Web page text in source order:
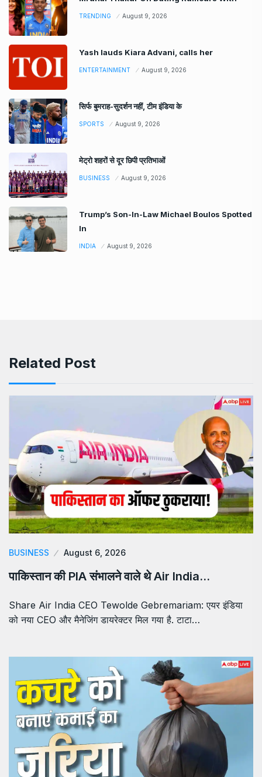
TRENDING August 9, 2026
Yash lauds Kiara Advani, calls her
ENTERTAINMENT August 9, 2026
सिर्फ बुमराह-सुदर्शन नहीं, टीम इंडिया के
SPORTS August 9, 2026
मेट्रो शहरों से दूर छिपी प्रतिभाओं
BUSINESS August 9, 2026
Trump’s Son-In-Law Michael Boulos Spotted
In
INDIA August 9, 2026
Related Post
BUSINESS August 6, 2026
पाकिस्तान की PIA संभालने वाले थे Air India…
Share Air India CEO Tewolde Gebremariam: एयर इंडिया
को नया CEO और मैनेजिंग डायरेक्टर मिल गया है. टाटा…